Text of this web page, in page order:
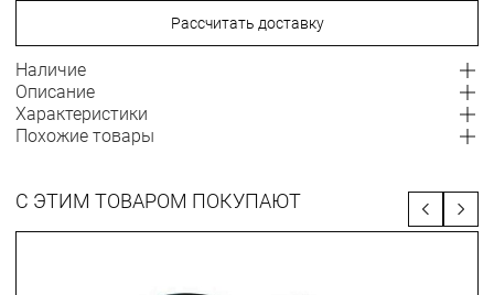
Рассчитать доставку
Наличие
Описание
Характеристики
Похожие товары
С ЭТИМ ТОВАРОМ ПОКУПАЮТ